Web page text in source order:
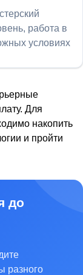
работа в
условиях
Для
накопить
и пройти
до
разного